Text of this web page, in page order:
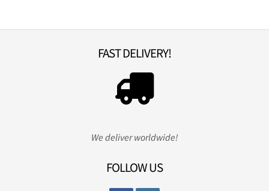
FAST DELIVERY!
We deliver worldwide!
FOLLOW US